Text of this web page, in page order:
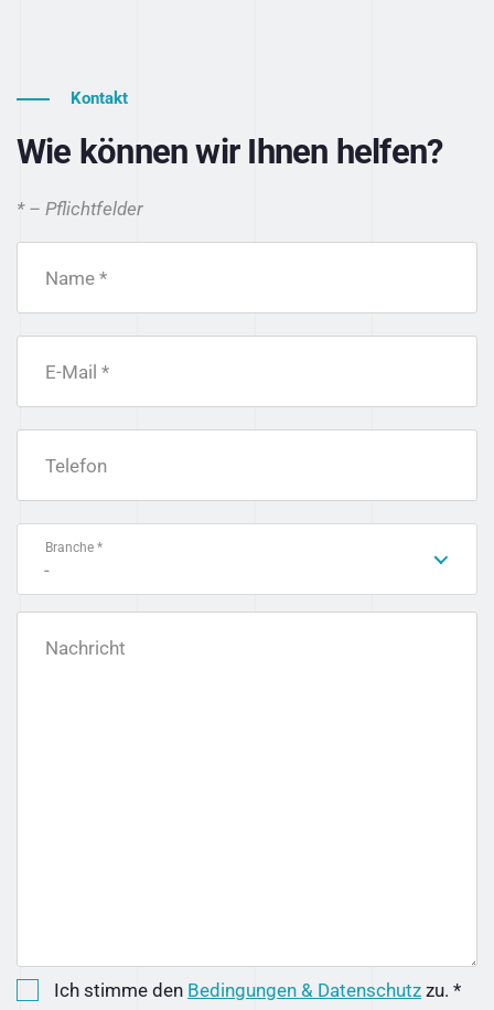
Kontakt
Wie können wir Ihnen helfen?
* – Pflichtfelder
Name *
E-Mail *
Telefon
Branche *
-
Nachricht
Ich stimme den Bedingungen & Datenschutz zu. *